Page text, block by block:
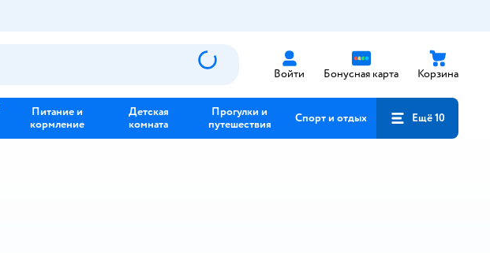
Войти Бонусная карта Корзина
Питание и
кормление
Детская
комната
Прогулки и
путешествия
Спорт и отдых Ещё 10